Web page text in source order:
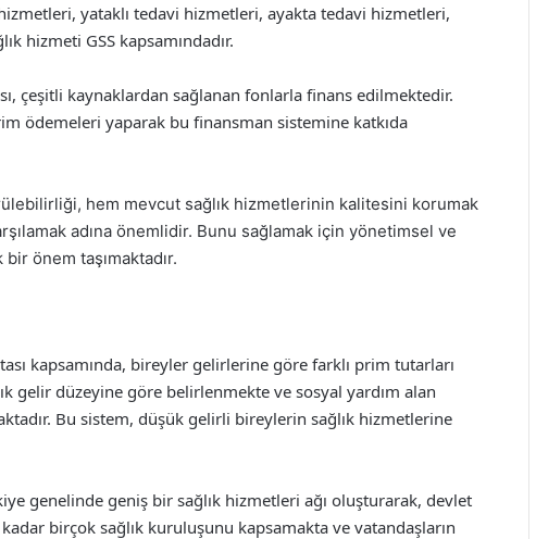
yataklı tedavi hizmetleri, ayakta tedavi hizmetleri,
hizmeti GSS kapsamındadır.
çeşitli kaynaklardan sağlanan fonlarla finans edilmektedir.
ödemeleri yaparak bu finansman sistemine katkıda
hem mevcut sağlık hizmetlerinin kalitesini korumak
adına önemlidir. Bunu sağlamak için yönetimsel ve
bir önem taşımaktadır.
kapsamında, bireyler gelirlerine göre farklı prim tutarları
gelir düzeyine göre belirlenmekte ve sosyal yardım alan
Bu sistem, düşük gelirli bireylerin sağlık hizmetlerine
genelinde geniş bir sağlık hizmetleri ağı oluşturarak, devlet
birçok sağlık kuruluşunu kapsamakta ve vatandaşların